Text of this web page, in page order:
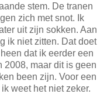
stem. De tranen
zich met snot. Ik
uit zijn sokken. Aan
ik niet zitten. Dat doet
dat ik eerder een
2008, maar dit is geen
been zijn. Voor een
weet het niet zeker.